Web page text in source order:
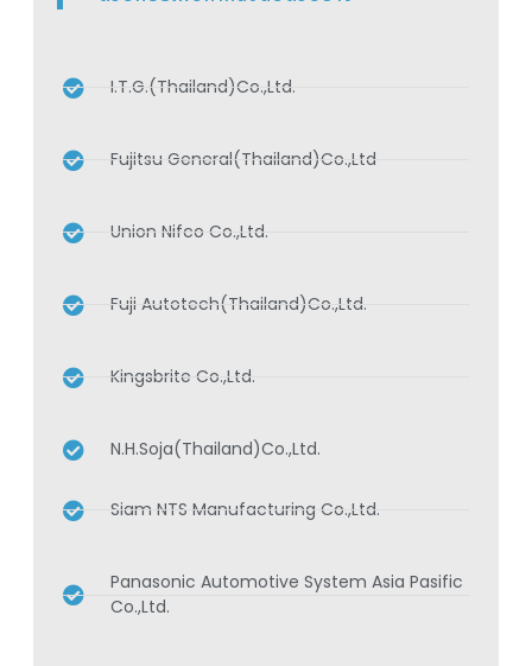
I.T.G.(Thailand)Co.,Ltd.
Fujitsu General(Thailand)Co.,Ltd
Union Nifco Co.,Ltd.
Fuji Autotech(Thailand)Co.,Ltd.
Kingsbrite Co.,Ltd.
N.H.Soja(Thailand)Co.,Ltd.
Siam NTS Manufacturing Co.,Ltd.
Panasonic Automotive System Asia Pasific
Co.,Ltd.